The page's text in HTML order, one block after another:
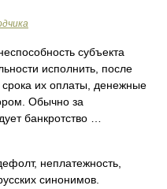
субъекта
исполнить, после
срока их оплаты, денежные
Обычно за
банкротство …
неплатежность,
синонимов.